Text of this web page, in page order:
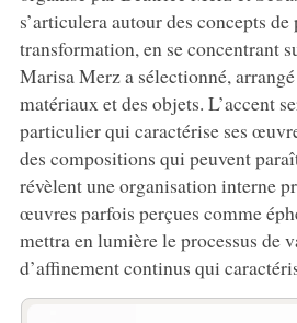
s’articulera autour des concepts de
transformation, en se concentrant
Marisa Merz a sélectionné,
matériaux et des objets. L’accent
particulier qui caractérise ses
des compositions qui peuvent
révèlent une organisation interne
œuvres parfois perçues comme
mettra en lumière le processus de
d’affinement continus qui